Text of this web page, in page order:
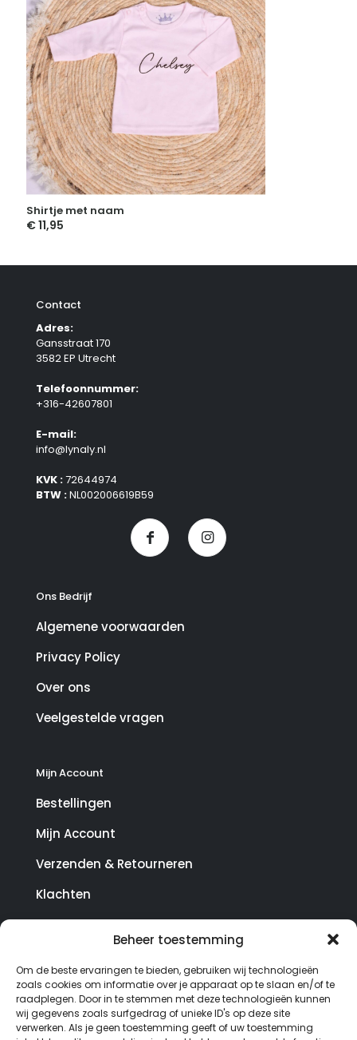
Beheer toestemming
Om de beste ervaringen te bieden, gebruiken wij technologieën
zoals cookies om informatie over je apparaat op te slaan en/of te
raadplegen. Door in te stemmen met deze technologieën kunnen
wij gegevens zoals surfgedrag of unieke ID's op deze site
verwerken. Als je geen toestemming geeft of uw toestemming
Shirtje met naam
€11,95
Contact
Adres:
Gansstraat 170
3582 EP Utrecht
Telefoonnummer:
+316-42607801
E-mail:
info@lynaly.nl
KVK :72644974
BTW :NL002006619B59
Ons Bedrijf
Algemene voorwaarden
Privacy Policy
Over ons
Veelgestelde vragen
Mijn Account
Bestellingen
Mijn Account
Verzenden & Retourneren
Klachten
© Copyright SterrenHosting 2021-2026 - In opdracht
van Lynaly.nl